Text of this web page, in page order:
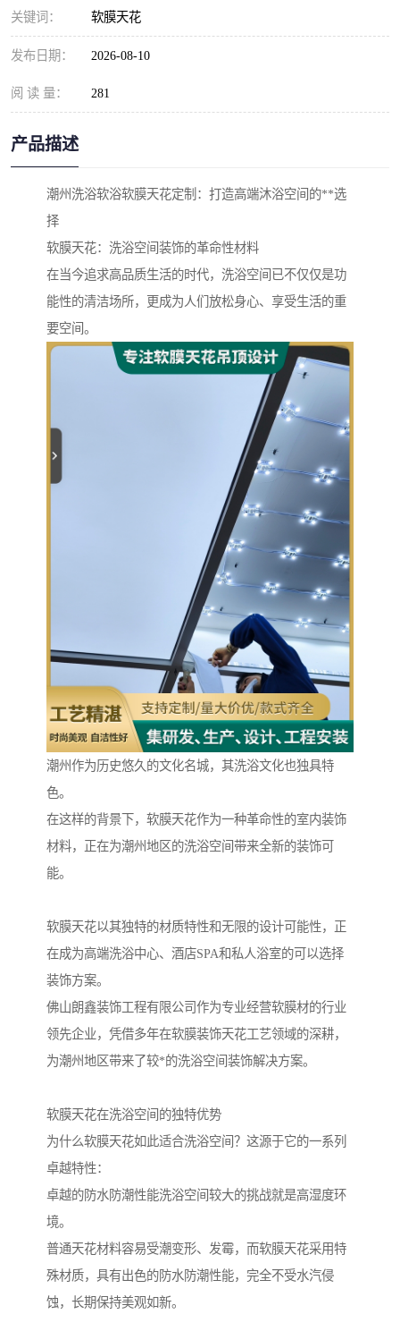
关键词： 软膜天花
发布日期： 2026-08-10
阅 读 量： 281
产品描述
潮州洗浴软浴软膜天花定制：打造高端沐浴空间的**选
择
软膜天花：洗浴空间装饰的革命性材料
在当今追求高品质生活的时代，洗浴空间已不仅仅是功
能性的清洁场所，更成为人们放松身心、享受生活的重
要空间。
潮州作为历史悠久的文化名城，其洗浴文化也独具特
色。
在这样的背景下，软膜天花作为一种革命性的室内装饰
材料，正在为潮州地区的洗浴空间带来全新的装饰可
能。
软膜天花以其独特的材质特性和无限的设计可能性，正
在成为高端洗浴中心、酒店SPA和私人浴室的可以选择
装饰方案。
佛山朗鑫装饰工程有限公司作为专业经营软膜材的行业
领先企业，凭借多年在软膜装饰天花工艺领域的深耕，
为潮州地区带来了较*的洗浴空间装饰解决方案。
软膜天花在洗浴空间的独特优势
为什么软膜天花如此适合洗浴空间？这源于它的一系列
卓越特性：
卓越的防水防潮性能洗浴空间较大的挑战就是高湿度环
境。
普通天花材料容易受潮变形、发霉，而软膜天花采用特
殊材质，具有出色的防水防潮性能，完全不受水汽侵
蚀，长期保持美观如新。